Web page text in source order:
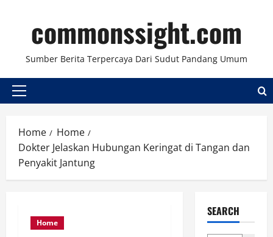
contentcommonssight.com
Sumber Berita Terpercaya Dari Sudut Pandang Umum
Primary
Home
Home
Dokter Jelaskan Hubungan Keringat di Tangan dan
Penyakit Jantung
Home
SEARCH